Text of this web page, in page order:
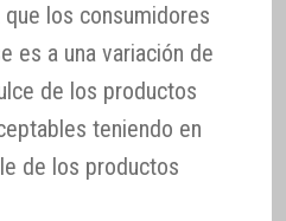
los consumidores
es a una variación de
de los productos
teniendo en
de los productos